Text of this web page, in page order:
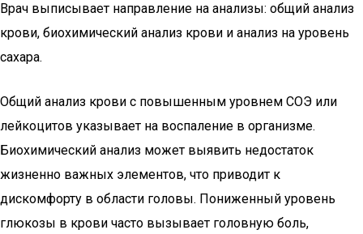
Врач выписывает направление на анализы: общий анализ
крови, биохимический анализ крови и анализ на уровень
сахара.
Общий анализ крови с повышенным уровнем СОЭ или
лейкоцитов указывает на воспаление в организме.
Биохимический анализ может выявить недостаток
жизненно важных элементов, что приводит к
дискомфорту в области головы. Пониженный уровень
глюкозы в крови часто вызывает головную боль,